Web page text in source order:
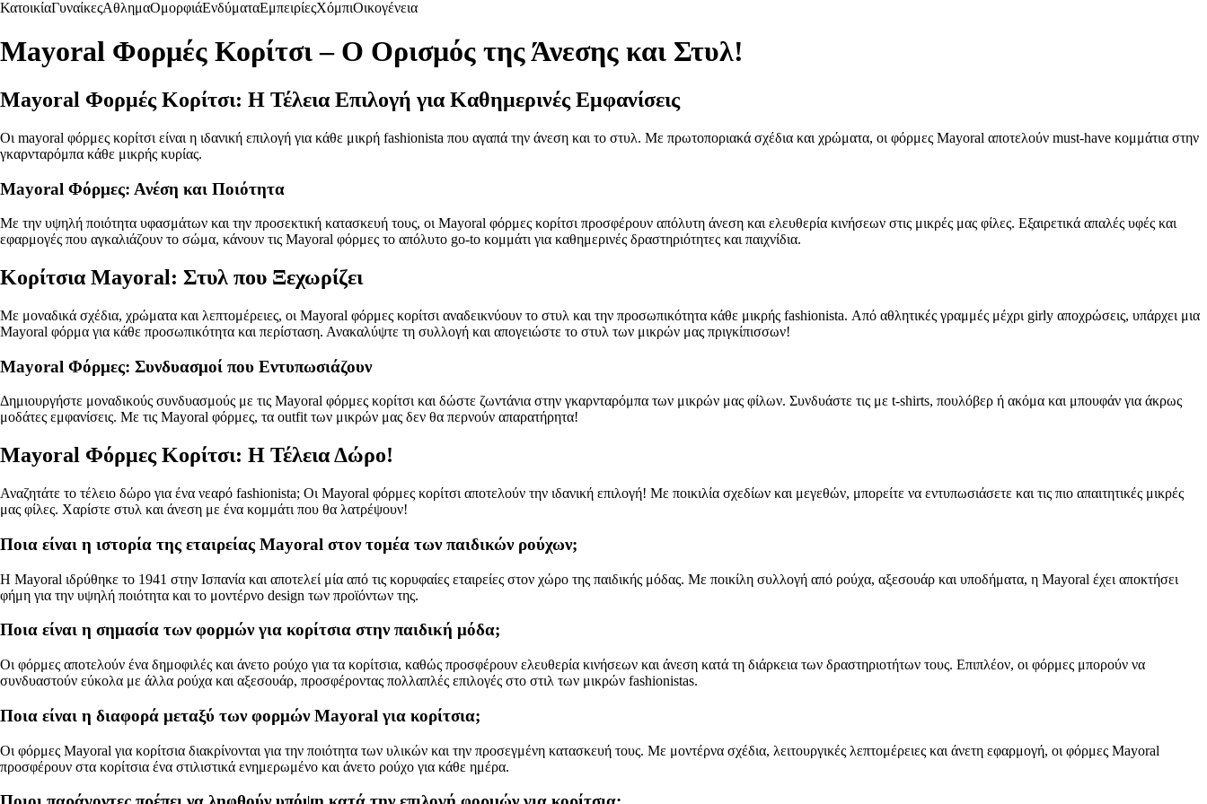
ΚατοικίαΓυναίκεςΑθλημαΟμορφιάΕνδύματαΕμπειρίεςΧόμπιΟικογένεια
Mayoral Φορμές Κορίτσι – Ο Ορισμός της Άνεσης και Στυλ!
Mayoral Φορμές Κορίτσι: Η Τέλεια Επιλογή για Καθημερινές Εμφανίσεις
Οι mayoral φόρμες κορίτσι είναι η ιδανική επιλογή για κάθε μικρή fashionista που αγαπά την άνεση και το στυλ. Με πρωτοποριακά σχέδια και χρώματα, οι φόρμες Mayoral αποτελούν must-have κομμάτια στην
γκαρνταρόμπα κάθε μικρής κυρίας.
Mayoral Φόρμες: Ανέση και Ποιότητα
Με την υψηλή ποιότητα υφασμάτων και την προσεκτική κατασκευή τους, οι Mayoral φόρμες κορίτσι προσφέρουν απόλυτη άνεση και ελευθερία κινήσεων στις μικρές μας φίλες. Εξαιρετικά απαλές υφές και
εφαρμογές που αγκαλιάζουν το σώμα, κάνουν τις Mayoral φόρμες το απόλυτο go-to κομμάτι για καθημερινές δραστηριότητες και παιχνίδια.
Κορίτσια Mayoral: Στυλ που Ξεχωρίζει
Με μοναδικά σχέδια, χρώματα και λεπτομέρειες, οι Mayoral φόρμες κορίτσι αναδεικνύουν το στυλ και την προσωπικότητα κάθε μικρής fashionista. Από αθλητικές γραμμές μέχρι girly αποχρώσεις, υπάρχει μια
Mayoral φόρμα για κάθε προσωπικότητα και περίσταση. Ανακαλύψτε τη συλλογή και απογειώστε το στυλ των μικρών μας πριγκίπισσων!
Mayoral Φόρμες: Συνδυασμοί που Εντυπωσιάζουν
Δημιουργήστε μοναδικούς συνδυασμούς με τις Mayoral φόρμες κορίτσι και δώστε ζωντάνια στην γκαρνταρόμπα των μικρών μας φίλων. Συνδυάστε τις με t-shirts, πουλόβερ ή ακόμα και μπουφάν για άκρως
μοδάτες εμφανίσεις. Με τις Mayoral φόρμες, τα outfit των μικρών μας δεν θα περνούν απαρατήρητα!
Mayoral Φόρμες Κορίτσι: Η Τέλεια Δώρο!
Αναζητάτε το τέλειο δώρο για ένα νεαρό fashionista; Οι Mayoral φόρμες κορίτσι αποτελούν την ιδανική επιλογή! Με ποικιλία σχεδίων και μεγεθών, μπορείτε να εντυπωσιάσετε και τις πιο απαιτητικές μικρές
μας φίλες. Χαρίστε στυλ και άνεση με ένα κομμάτι που θα λατρέψουν!
Ποια είναι η ιστορία της εταιρείας Mayoral στον τομέα των παιδικών ρούχων;
Η Mayoral ιδρύθηκε το 1941 στην Ισπανία και αποτελεί μία από τις κορυφαίες εταιρείες στον χώρο της παιδικής μόδας. Με ποικίλη συλλογή από ρούχα, αξεσουάρ και υποδήματα, η Mayoral έχει αποκτήσει
φήμη για την υψηλή ποιότητα και το μοντέρνο design των προϊόντων της.
Ποια είναι η σημασία των φορμών για κορίτσια στην παιδική μόδα;
Οι φόρμες αποτελούν ένα δημοφιλές και άνετο ρούχο για τα κορίτσια, καθώς προσφέρουν ελευθερία κινήσεων και άνεση κατά τη διάρκεια των δραστηριοτήτων τους. Επιπλέον, οι φόρμες μπορούν να
συνδυαστούν εύκολα με άλλα ρούχα και αξεσουάρ, προσφέροντας πολλαπλές επιλογές στο στιλ των μικρών fashionistas.
Ποια είναι η διαφορά μεταξύ των φορμών Mayoral για κορίτσια;
Οι φόρμες Mayoral για κορίτσια διακρίνονται για την ποιότητα των υλικών και την προσεγμένη κατασκευή τους. Με μοντέρνα σχέδια, λειτουργικές λεπτομέρειες και άνετη εφαρμογή, οι φόρμες Mayoral
προσφέρουν στα κορίτσια ένα στιλιστικά ενημερωμένο και άνετο ρούχο για κάθε ημέρα.